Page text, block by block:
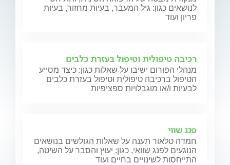
לנושאים כגון: גיל המעבר, בעיות מחזור, בעיות
פריון ועוד
רכיבה טיפולית וטיפול בעזרת כלבים
מנהלי הפורום ישיבו על שאלות כגון: כיצד מסייע
הטיפול ברכיבה טיפולית וטיפול בעזרת כלבים
לבעיות ו/או מוגבלויות ספציפיות
פנג שווי
חמדה טלאור תענה על שאלות הגולשים בנושאים
הנוגעים לפנג שוואי, כגון: יעוץ והסבר על השיטה,
התייחסות לשינויים בחיים ועוד